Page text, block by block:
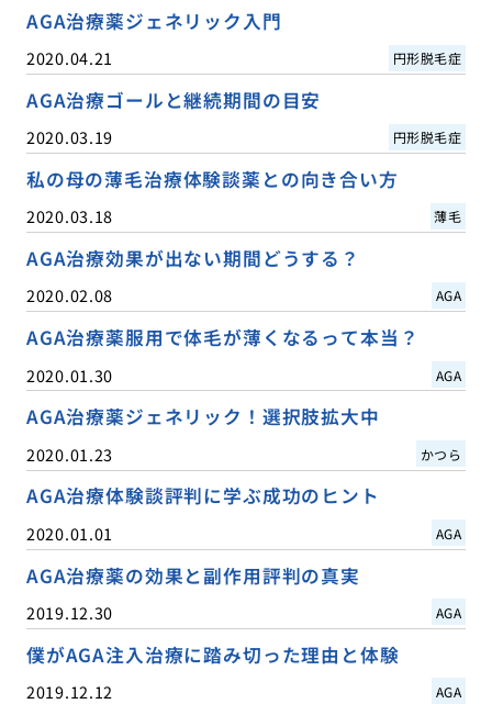
AGA治療薬ジェネリック入門
2020.04.21 円形脱毛症
AGA治療ゴールと継続期間の目安
2020.03.19 円形脱毛症
私の母の薄毛治療体験談薬との向き合い方
2020.03.18 薄毛
AGA治療効果が出ない期間どうする？
2020.02.08 AGA
AGA治療薬服用で体毛が薄くなるって本当？
2020.01.30 AGA
AGA治療薬ジェネリック！選択肢拡大中
2020.01.23 かつら
AGA治療体験談評判に学ぶ成功のヒント
2020.01.01 AGA
AGA治療薬の効果と副作用評判の真実
2019.12.30 AGA
僕がAGA注入治療に踏み切った理由と体験
2019.12.12 AGA